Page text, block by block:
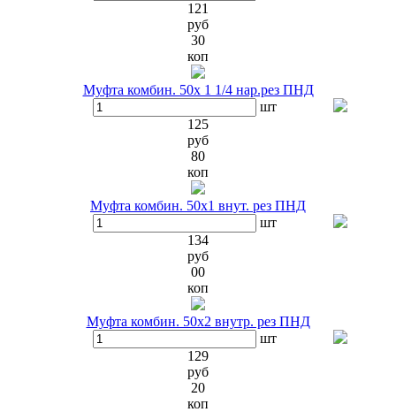
121
руб
30
коп
Муфта комбин. 50х 1 1/4 нар.рез ПНД
шт
125
руб
80
коп
Муфта комбин. 50х1 внут. рез ПНД
шт
134
руб
00
коп
Муфта комбин. 50х2 внутр. рез ПНД
шт
129
руб
20
коп